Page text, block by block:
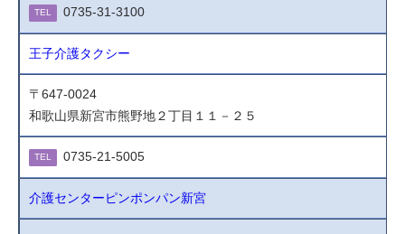
TEL 0735-31-3100
王子介護タクシー
〒647-0024
和歌山県新宮市熊野地２丁目１１－２５
TEL 0735-21-5005
介護センターピンポンパン新宮